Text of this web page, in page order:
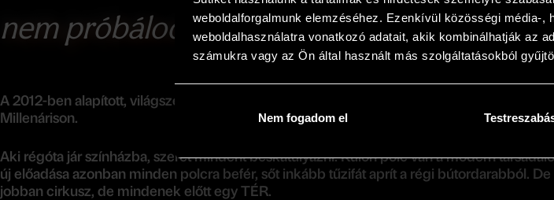
weboldalforgalmunk elemzéséhez. Ezenkívül közösségi média-
weboldalhasználatra vonatkozó adatait, akik kombinálhatják az
számukra vagy az Ön által használt más szolgáltatásokból
Nem fogadom el
nem próbálod megérteni” – Euronews
A 2012-ben alapított, világszerte ismert újcirkuszi társulat kétségtelenül szintet lépett. A
Millenárison.
Aki régóta jár színházba, szeret mindent beskatulyázni. Külön polc van a modern
új előadása azonban minden polcra befér, sőt inkább tűzifát aprít a régi bútordarabból.
jobban cirkusz, de mindenek előtt egy TÉR.